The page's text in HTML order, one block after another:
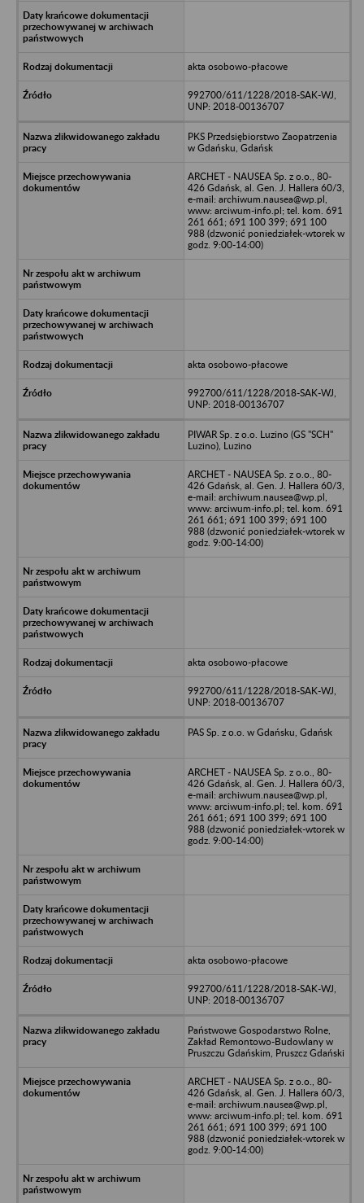
akta osobowo-płacowe
992700/611/1228/2018-SAK-WJ,
UNP: 2018-00136707
PKS Przedsiębiorstwo Zaopatrzenia
w Gdańsku, Gdańsk
ARCHET - NAUSEA Sp. z o.o., 80-
426 Gdańsk, al. Gen. J. Hallera 60/3,
e-mail: archiwum.nausea@wp.pl,
www: arciwum-info.pl; tel. kom. 691
261 661; 691 100 399; 691 100
988 (dzwonić poniedziałek-wtorek w
godz. 9:00-14:00)
akta osobowo-płacowe
992700/611/1228/2018-SAK-WJ,
UNP: 2018-00136707
PIWAR Sp. z o.o. Luzino (GS "SCH"
Luzino), Luzino
ARCHET - NAUSEA Sp. z o.o., 80-
426 Gdańsk, al. Gen. J. Hallera 60/3,
e-mail: archiwum.nausea@wp.pl,
www: arciwum-info.pl; tel. kom. 691
261 661; 691 100 399; 691 100
988 (dzwonić poniedziałek-wtorek w
godz. 9:00-14:00)
akta osobowo-płacowe
992700/611/1228/2018-SAK-WJ,
UNP: 2018-00136707
PAS Sp. z o.o. w Gdańsku, Gdańsk
ARCHET - NAUSEA Sp. z o.o., 80-
426 Gdańsk, al. Gen. J. Hallera 60/3,
e-mail: archiwum.nausea@wp.pl,
www: arciwum-info.pl; tel. kom. 691
261 661; 691 100 399; 691 100
988 (dzwonić poniedziałek-wtorek w
godz. 9:00-14:00)
akta osobowo-płacowe
992700/611/1228/2018-SAK-WJ,
UNP: 2018-00136707
Państwowe Gospodarstwo Rolne,
Zakład Remontowo-Budowlany w
Pruszczu Gdańskim, Pruszcz Gdański
ARCHET - NAUSEA Sp. z o.o., 80-
426 Gdańsk, al. Gen. J. Hallera 60/3,
e-mail: archiwum.nausea@wp.pl,
www: arciwum-info.pl; tel. kom. 691
261 661; 691 100 399; 691 100
988 (dzwonić poniedziałek-wtorek w
godz. 9:00-14:00)